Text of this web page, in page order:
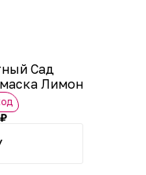
Сад
Лимон